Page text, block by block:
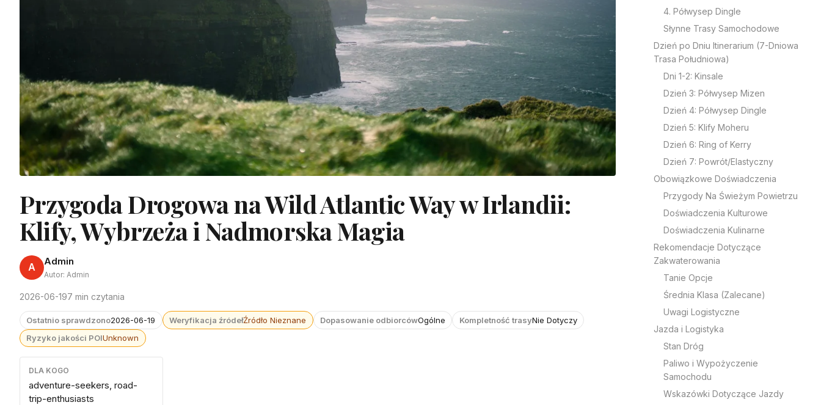
Przygoda Drogowa na Wild Atlantic Way w Irlandii:
Klify, Wybrzeża i Nadmorska Magia
A Admin
Autor: Admin
2026-06-197 min czytania
Ostatnio sprawdzono2026-06-19 Weryfikacja źródełŹródło Nieznane Dopasowanie odbiorcówOgólne Kompletność trasyNie Dotyczy
Ryzyko jakości POIUnknown
DLA KOGO
adventure-seekers, road-
trip-enthusiasts
4. Półwysep Dingle
Słynne Trasy Samochodowe
Dzień po Dniu Itinerarium (7-Dniowa
Trasa Południowa)
Dni 1-2: Kinsale
Dzień 3: Półwysep Mizen
Dzień 4: Półwysep Dingle
Dzień 5: Klify Moheru
Dzień 6: Ring of Kerry
Dzień 7: Powrót/Elastyczny
Obowiązkowe Doświadczenia
Przygody Na Świeżym Powietrzu
Doświadczenia Kulturowe
Doświadczenia Kulinarne
Rekomendacje Dotyczące
Zakwaterowania
Tanie Opcje
Średnia Klasa (Zalecane)
Uwagi Logistyczne
Jazda i Logistyka
Stan Dróg
Paliwo i Wypożyczenie
Samochodu
Wskazówki Dotyczące Jazdy